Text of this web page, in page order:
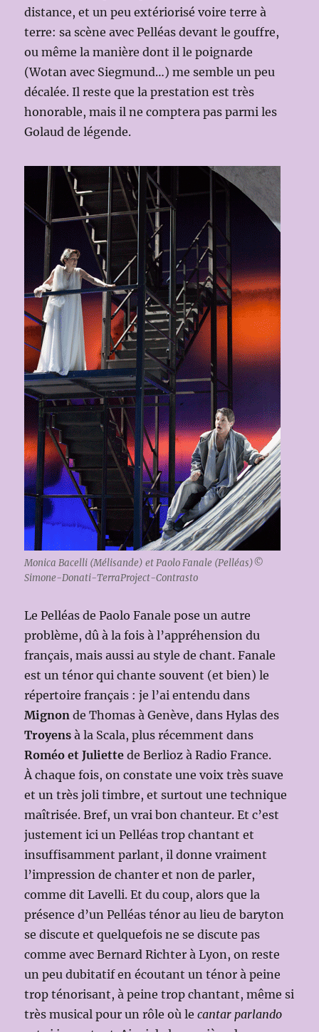
distance, et un peu extériorisé voire terre à
terre: sa scène avec Pelléas devant le gouffre,
ou même la manière dont il le poignarde
(Wotan avec Siegmund…) me semble un peu
décalée. Il reste que la prestation est très
honorable, mais il ne comptera pas parmi les
Golaud de légende.
Monica Bacelli (Mélisande) et Paolo Fanale (Pelléas)©
Simone-Donati-TerraProject-Contrasto
Le Pelléas de Paolo Fanale pose un autre
problème, dû à la fois à l’appréhension du
français, mais aussi au style de chant. Fanale
est un ténor qui chante souvent (et bien) le
répertoire français : je l’ai entendu dans
Mignon de Thomas à Genève, dans Hylas des
Troyens à la Scala, plus récemment dans
Roméo et Juliette de Berlioz à Radio France.
À chaque fois, on constate une voix très suave
et un très joli timbre, et surtout une technique
maîtrisée. Bref, un vrai bon chanteur. Et c’est
justement ici un Pelléas trop chantant et
insuffisamment parlant, il donne vraiment
l’impression de chanter et non de parler,
comme dit Lavelli. Et du coup, alors que la
présence d’un Pelléas ténor au lieu de baryton
se discute et quelquefois ne se discute pas
comme avec Bernard Richter à Lyon, on reste
un peu dubitatif en écoutant un ténor à peine
trop ténorisant, à peine trop chantant, même si
très musical pour un rôle où lecantar parlando